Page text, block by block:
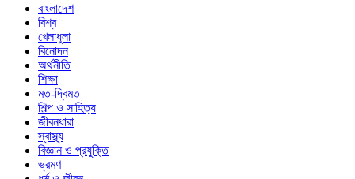
বাংলাদেশ
বিশ্ব
খেলাধুলা
বিনোদন
অর্থনীতি
শিক্ষা
মত-দ্বিমত
শিল্প ও সাহিত্য
জীবনধারা
স্বাস্থ্য
বিজ্ঞান ও প্রযুক্তি
ভ্রমণ